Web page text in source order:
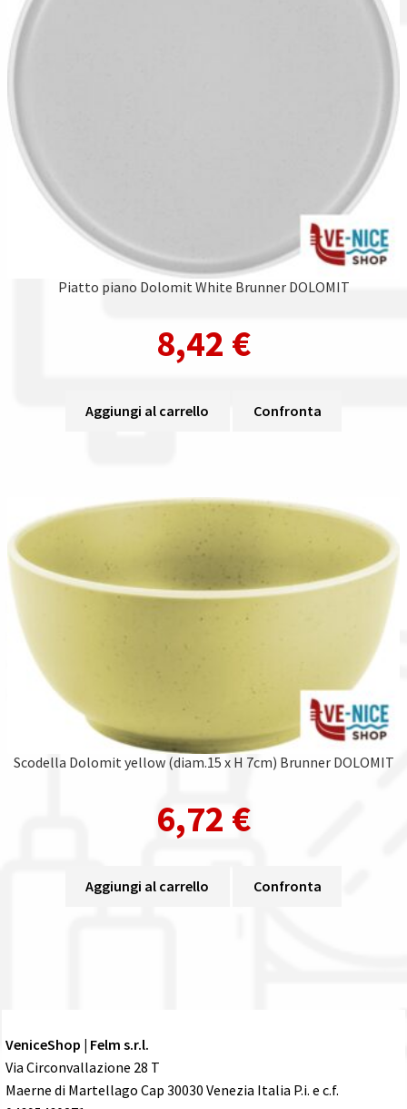
Piatto piano Dolomit White Brunner DOLOMIT
8,42 €
Aggiungi al carrello Confronta
Scodella Dolomit yellow (diam.15 x H 7cm) Brunner DOLOMIT
6,72 €
Aggiungi al carrello Confronta
VeniceShop | Felm s.r.l.
Via Circonvallazione 28 T
Maerne di Martellago Cap 30030 Venezia Italia P.i. e c.f.